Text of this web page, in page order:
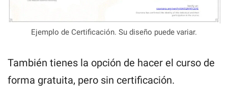
Ejemplo de Certificación. Su diseño puede variar.
También tienes la opción de hacer el curso de
forma gratuita, pero sin certificación.